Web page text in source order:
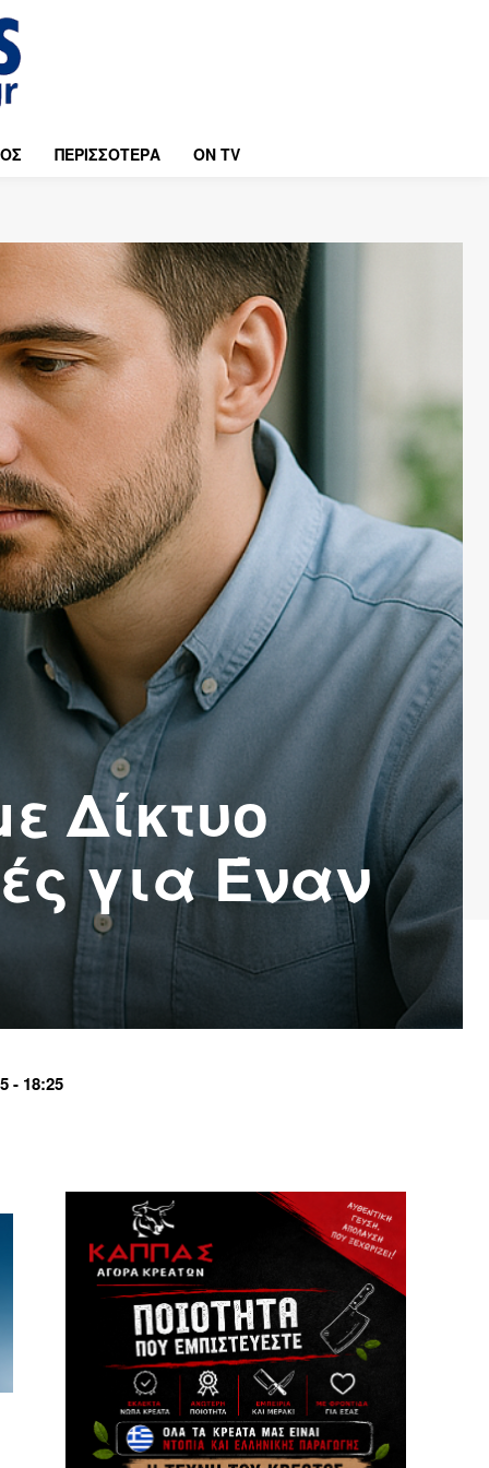
ΠΕΡΙΣΣΟΤΕΡΑ ON TV
Δίκτυο
για Έναν
- 18:25